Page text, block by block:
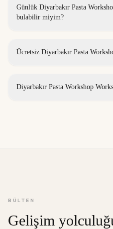
Günlük Diyarbakır Pasta
bulabilir miyim?
Ücretsiz Diyarbakır Pasta
Diyarbakır Pasta Workshop
BÜLTEN
Gelişim